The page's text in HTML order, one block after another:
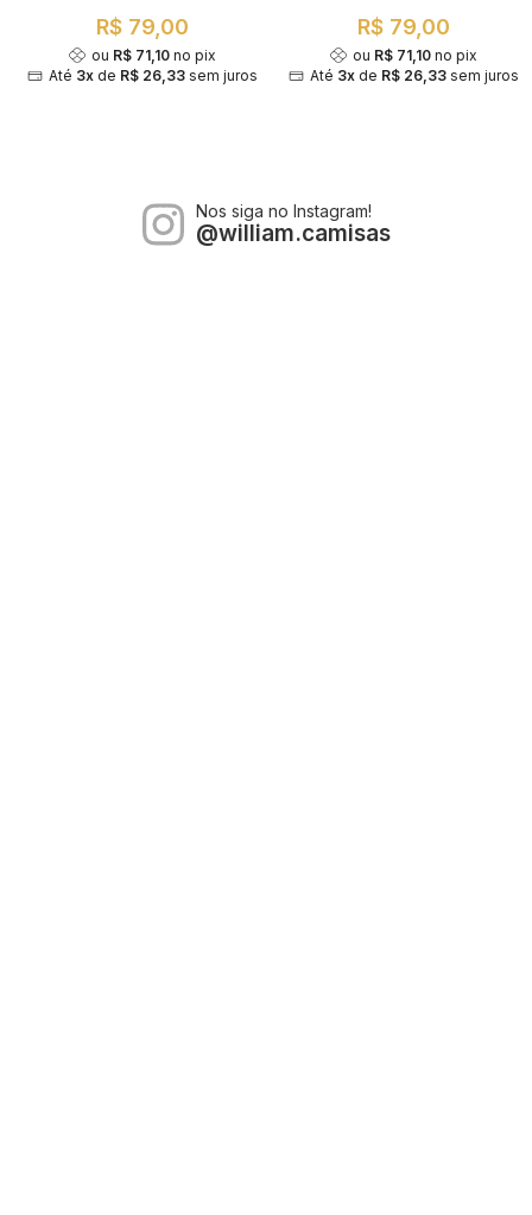
R$ 79,00
ou R$ 71,10no pix
Até 3x de R$ 26,33 sem juros
R$ 79,00
ou R$ 71,10no pix
Até 3x de R$ 26,33 sem juros
Nos siga no Instagram!
@william.camisas